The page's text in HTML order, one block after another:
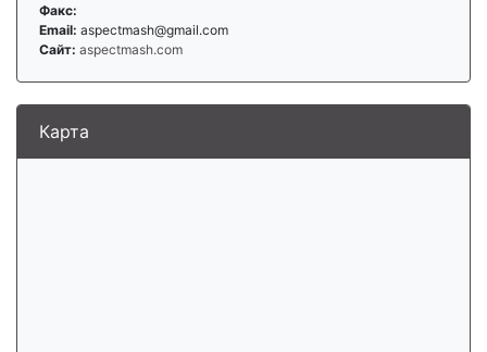
Факс:
Email: aspectmash@gmail.com
Сайт: aspectmash.com
Карта